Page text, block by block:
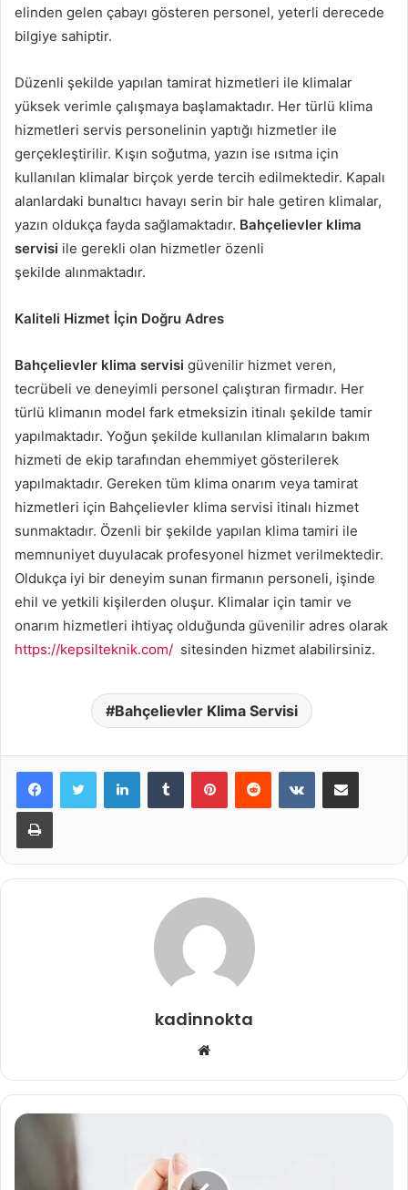
elinden gelen çabayı gösteren personel, yeterli derecede
bilgiye sahiptir.
Düzenli şekilde yapılan tamirat hizmetleri ile klimalar
yüksek verimle çalışmaya başlamaktadır. Her türlü klima
hizmetleri servis personelinin yaptığı hizmetler ile
gerçekleştirilir. Kışın soğutma, yazın ise ısıtma için
kullanılan klimalar birçok yerde tercih edilmektedir. Kapalı
alanlardaki bunaltıcı havayı serin bir hale getiren klimalar,
yazın oldukça fayda sağlamaktadır. Bahçelievler klima
servisi ile gerekli olan hizmetler özenli
şekilde alınmaktadır.
Kaliteli Hizmet İçin Doğru Adres
Bahçelievler klima servisi güvenilir hizmet veren,
tecrübeli ve deneyimli personel çalıştıran firmadır. Her
türlü klimanın model fark etmeksizin itinalı şekilde tamir
yapılmaktadır. Yoğun şekilde kullanılan klimaların bakım
hizmeti de ekip tarafından ehemmiyet gösterilerek
yapılmaktadır. Gereken tüm klima onarım veya tamirat
hizmetleri için Bahçelievler klima servisi itinalı hizmet
sunmaktadır. Özenli bir şekilde yapılan klima tamiri ile
memnuniyet duyulacak profesyonel hizmet verilmektedir.
Oldukça iyi bir deneyim sunan firmanın personeli, işinde
ehil ve yetkili kişilerden oluşur. Klimalar için tamir ve
onarım hizmetleri ihtiyaç olduğunda güvenilir adres olarak
https://kepsilteknik.com/ sitesinden hizmet alabilirsiniz.
Bahçelievler Klima Servisi
LinkedInTumblr PinterestReddit VKontakteE-Posta ile paylaş
Yazdır
kadinnokta
Web